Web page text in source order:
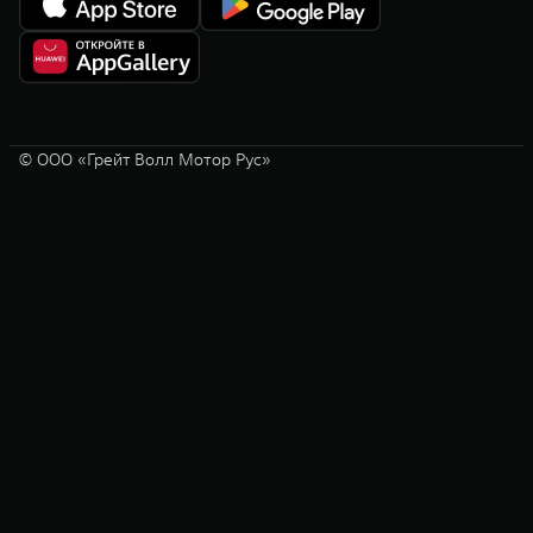
Карты регистрация не требуется. Для работы онлайн-сервисов Яндекса
требуется подключение к сети Интернет, которое доступно
пользователям в рамках бесплатного периода по передаче данных через
телематический модуль по ежемесячному лимиту в 4 гигабайта* или
Автомобиля с даты первой продажи официальным Дилером
соответствующей марки GWM на территории Российской Федерации и
© ООО «Грейт Волл Мотор Рус»